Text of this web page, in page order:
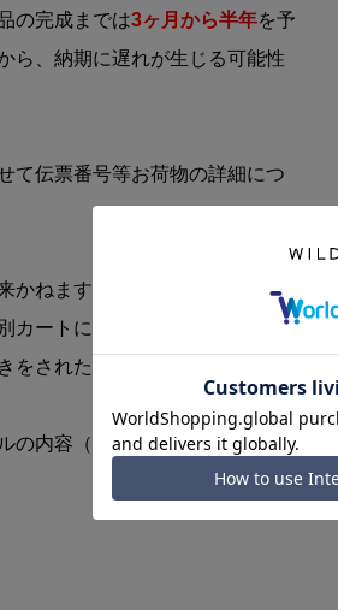
の完成までは3ヶ月から半年を予
ら、納期に遅れが生じる可能性
て伝票番号等お荷物の詳細につ
かねます。
カートにて購入のお手続きをお
をされた場合、本製品の入荷時
の内容（発送予定日など）が実